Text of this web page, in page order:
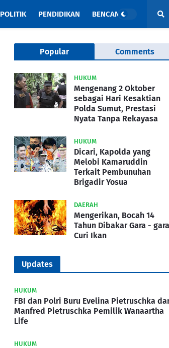
POLITIK PENDIDIKAN BENCANA
Popular Comments
HUKUM
Mengenang 2 Oktober
sebagai Hari Kesaktian
Polda Sumut, Prestasi
Nyata Tanpa Rekayasa
HUKUM
Dicari, Kapolda yang
Melobi Kamaruddin
Terkait Pembunuhan
Brigadir Yosua
DAERAH
Mengerikan, Bocah 14
Tahun Dibakar Gara - gara
Curi Ikan
Updates
HUKUM
FBI dan Polri Buru Evelina Pietruschka
Manfred Pietruschka Pemilik Wanaartha
Life
HUKUM